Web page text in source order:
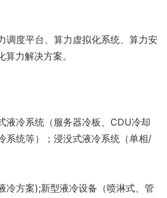
调度平台、算力虚拟化系统、算力安
力解决方案。
液冷系统（服务器冷板、CDU冷却
系统等）；浸没式液冷系统（单相/
冷方案);新型液冷设备（喷淋式、管